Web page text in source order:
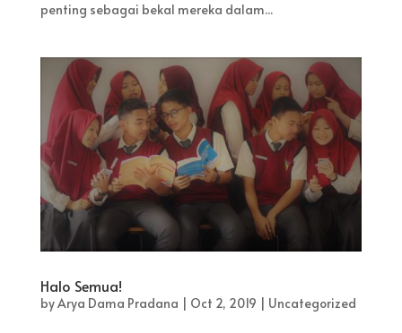
penting sebagai bekal mereka dalam...
Halo Semua!
byArya Dama Pradana Oct 2, 2019 Uncategorized